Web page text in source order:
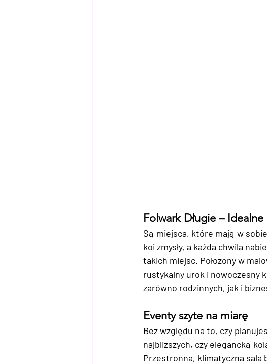
Folwark Długie –
Są miejsca, które mają w
koi zmysły, a każda chwila
takich miejsc. Położony w
rustykalny urok i nowoczesny
zarówno rodzinnych, jak i
Eventy szyte na miarę
Bez względu na to, czy
najbliższych, czy elegancką
Przestronna, klimatyczna sala